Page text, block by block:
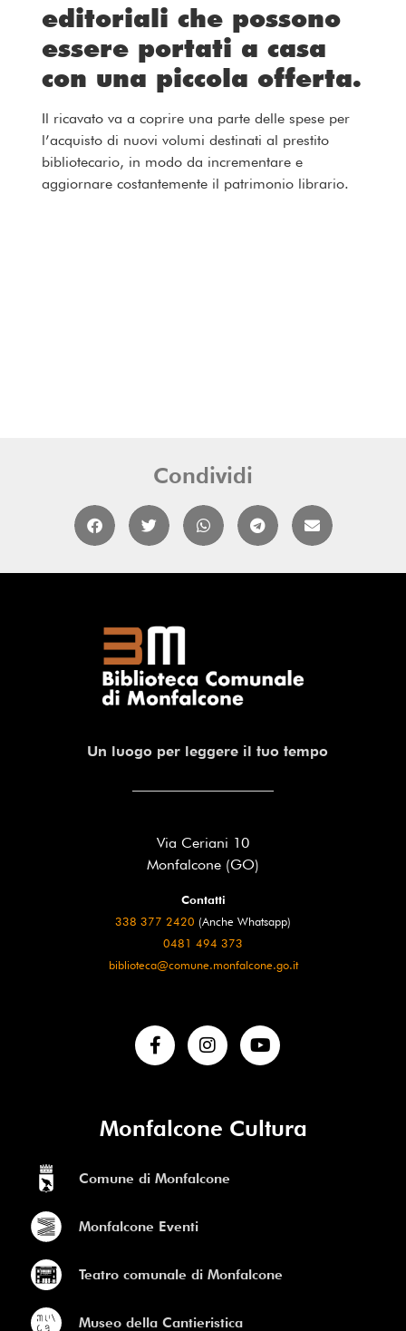
editoriali che possono
essere portati a casa
con una piccola offerta.
Il ricavato va a coprire una parte delle spese per
l’acquisto di nuovi volumi destinati al prestito
bibliotecario, in modo da incrementare e
aggiornare costantemente il patrimonio librario.
Condividi
Un luogo per leggere il tuo tempo
Via Ceriani 10
Monfalcone (GO)
Contatti
338 377 2420 (Anche Whatsapp)
0481 494 373
biblioteca@comune.monfalcone.go.it
Monfalcone Cultura
Comune di Monfalcone
Monfalcone Eventi
Teatro comunale di Monfalcone
Museo della Cantieristica